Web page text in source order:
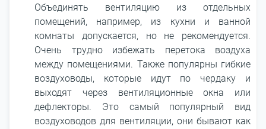
Объединять вентиляцию из отдельных
помещений, например, из кухни и ванной
комнаты допускается, но не рекомендуется.
Очень трудно избежать перетока воздуха
между помещениями. Также популярны гибкие
воздуховоды, которые идут по чердаку и
выходят через вентиляционные окна или
дефлекторы. Это самый популярный вид
воздуховодов для вентиляции, они бывают как